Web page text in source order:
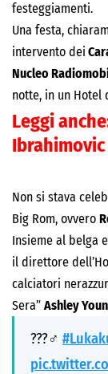
festeggiamenti.
Una festa,
intervento dei
Nucleo
notte, in un Hotel
Leggi
Non si stava
Big Rom, ovvero
Insieme al belga
il direttore
calciatori
Sera” Ashley
???‍♂️